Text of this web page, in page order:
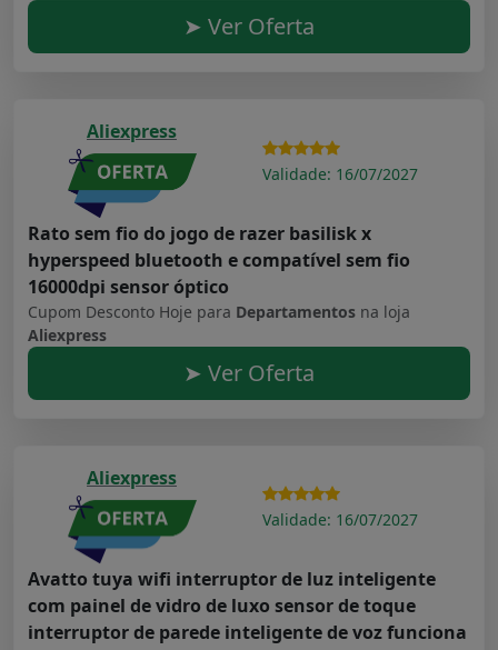
➤ Ver Oferta
Aliexpress
Validade: 16/07/2027
Rato sem fio do jogo de razer basilisk x
hyperspeed bluetooth e compatível sem fio
16000dpi sensor óptico
Cupom Desconto Hoje para Departamentos na loja
Aliexpress
➤ Ver Oferta
Aliexpress
Validade: 16/07/2027
Avatto tuya wifi interruptor de luz inteligente
com painel de vidro de luxo sensor de toque
interruptor de parede inteligente de voz funciona